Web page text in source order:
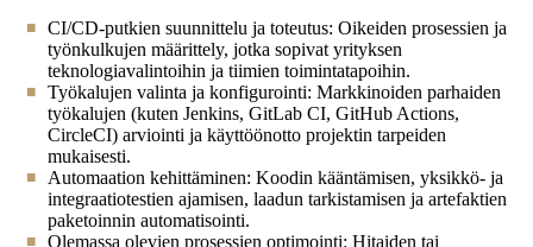
CI/CD-putkien suunnittelu ja toteutus: Oikeiden prosessien ja
työnkulkujen määrittely, jotka sopivat yrityksen
teknologiavalintoihin ja tiimien toimintatapoihin.
Työkalujen valinta ja konfigurointi: Markkinoiden parhaiden
työkalujen (kuten Jenkins, GitLab CI, GitHub Actions,
CircleCI) arviointi ja käyttöönotto projektin tarpeiden
mukaisesti.
Automaation kehittäminen: Koodin kääntämisen, yksikkö- ja
integraatiotestien ajamisen, laadun tarkistamisen ja artefaktien
paketoinnin automatisointi.
Olemassa olevien prosessien optimointi: Hitaiden tai